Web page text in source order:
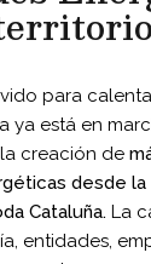
para
ya está en
creación de
desde
Cataluña. La
entidades,